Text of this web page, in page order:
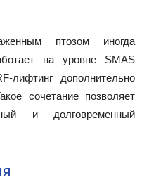
птозом иногда
на уровне SMAS
лифтинг дополнительно
сочетание позволяет
и долговременный